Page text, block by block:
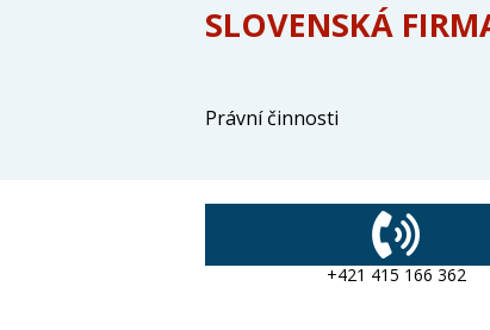
SLOVENSKÁ
Právní činnosti
+421 415 166 362